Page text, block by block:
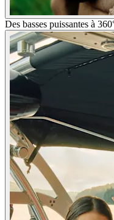
Des basses puissantes à